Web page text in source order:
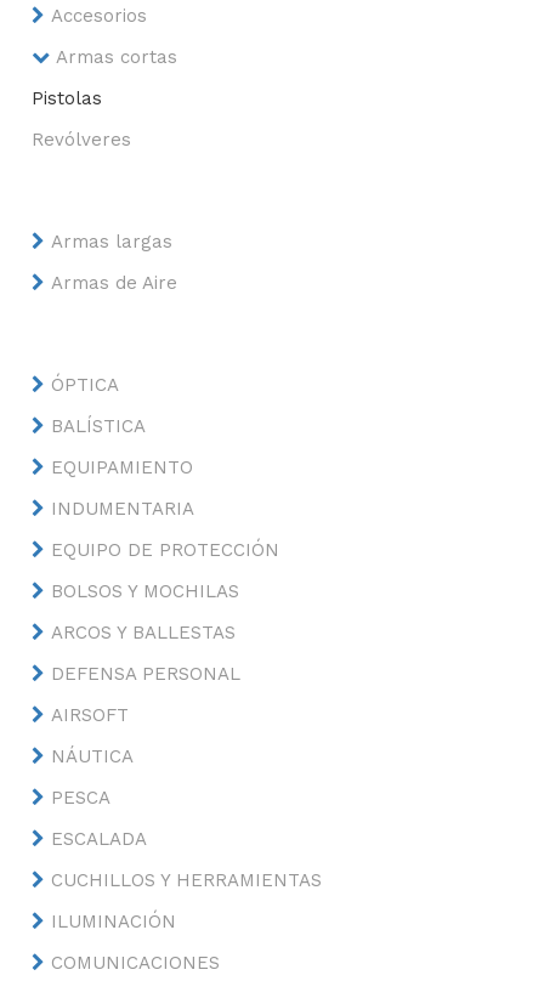
Accesorios
Armas cortas
Pistolas
Revólveres
Armas largas
Armas de Aire
ÓPTICA
BALÍSTICA
EQUIPAMIENTO
INDUMENTARIA
EQUIPO DE PROTECCIÓN
BOLSOS Y MOCHILAS
ARCOS Y BALLESTAS
DEFENSA PERSONAL
AIRSOFT
NÁUTICA
PESCA
ESCALADA
CUCHILLOS Y HERRAMIENTAS
ILUMINACIÓN
COMUNICACIONES